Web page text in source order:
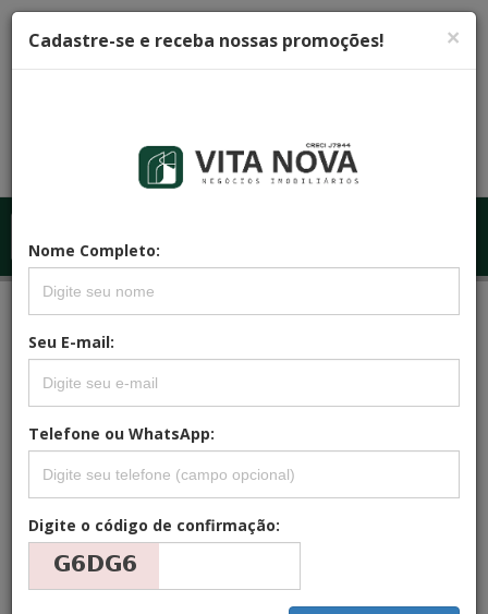
Principal
REFERÊNCIA: CA0139
CASA JARDIM IPÊ IV
×
Cadastre-se e receba nossas promoções!
Nome Completo:
Seu E-mail:
Telefone ou WhatsApp:
Digite o código de confirmação: